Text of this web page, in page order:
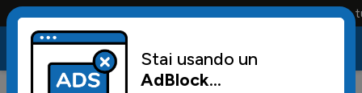
Conta solo la maglia e solo i tifosi la portano
Stai usando un
AdBlock...